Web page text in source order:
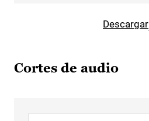
Descargar
Cortes de audio